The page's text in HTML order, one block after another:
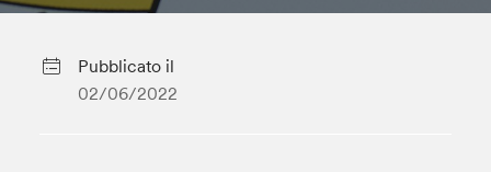
Pubblicato il
02/06/2022